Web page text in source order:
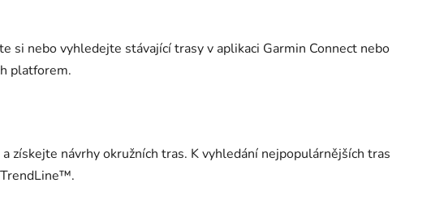
si nebo vyhledejte stávající trasy v aplikaci Garmin Connect nebo
platforem.
získejte návrhy okružních tras. K vyhledání nejpopulárnějších tras